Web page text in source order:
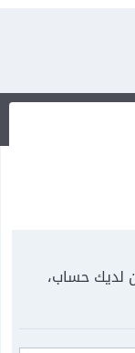
لديك حساب،